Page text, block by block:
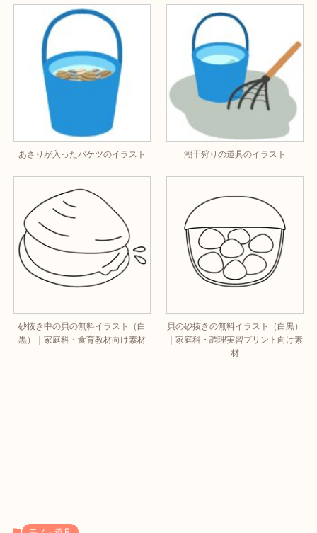
あさりが入ったバケツのイラスト 潮干狩りの道具のイラスト
砂抜き中の貝の無料イラスト（白
黒）｜家庭科・食育教材向け素材
貝の砂抜きの無料イラスト（白黒）
｜家庭科・調理実習プリント向け素
材